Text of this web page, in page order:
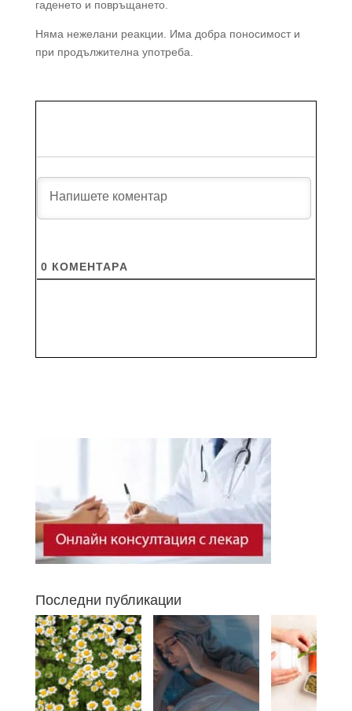
гаденето и повръщането.
Няма нежелани реакции. Има добра поносимост и
при продължителна употреба.
0 КОМЕНТАРA
Последни публикации